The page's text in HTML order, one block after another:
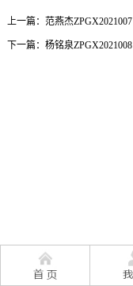
上一篇： 范燕杰ZPGX2021007
下一篇： 杨铭泉ZPGX2021008